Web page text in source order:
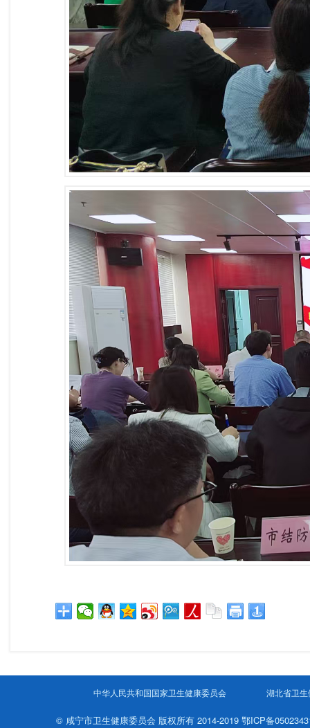
中华人民共和国国家卫生健康委员会 湖北省卫
© 咸宁市卫生健康委员会 版权所有 2014-2019 鄂ICP备